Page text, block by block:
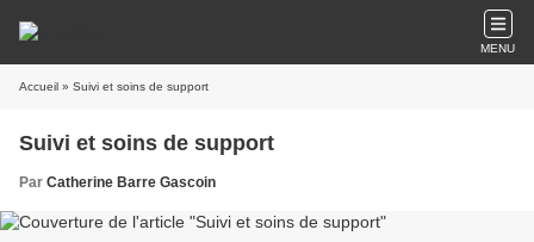
MENU
Accueil » Suivi et soins de support
Suivi et soins de support
Par Catherine Barre Gascoin